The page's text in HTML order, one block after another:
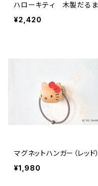
ハローキティ 木製だるま
¥2,420
マグネットハンガー（レッド）
¥1,980